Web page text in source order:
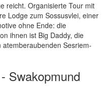
reicht. Organisierte Tour mit
Lodge zum Sossusvlei, einer
ohne Ende: die
ihnen ist Big Daddy, die
Sesriem-
Swakopmund